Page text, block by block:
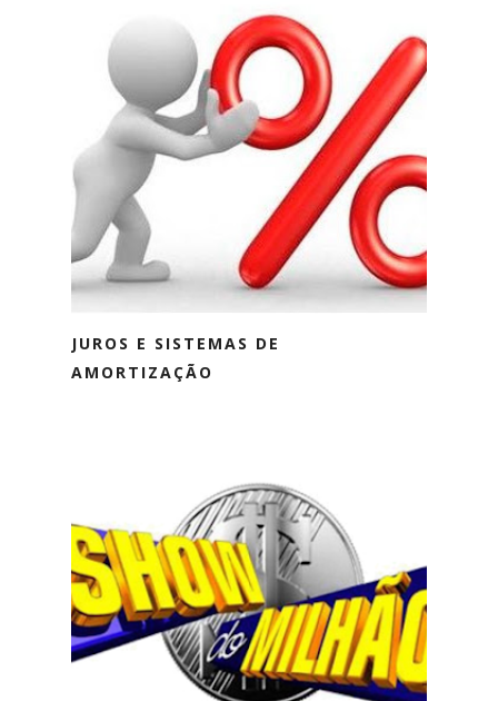
JUROS E SISTEMAS DE
AMORTIZAÇÃO